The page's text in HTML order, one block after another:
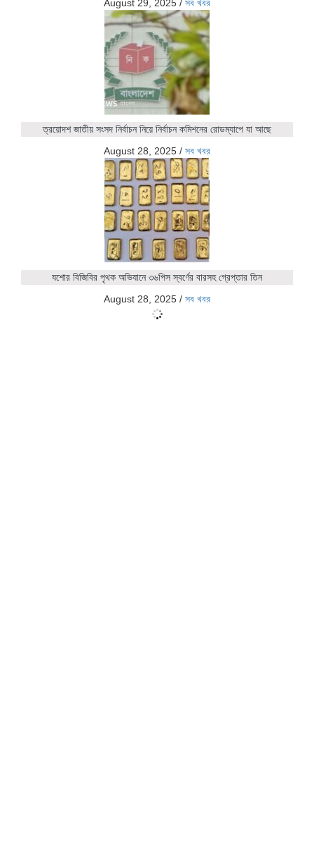
August 29, 2025 / সব খবর
ত্রয়োদশ জাতীয় সংসদ নির্বাচন নিয়ে নির্বাচন কমিশনের রোডম্যাপে যা আছে
August 28, 2025 / সব খবর
যশোর বিজিবির পৃথক অভিযানে ৩৬পিস স্বর্ণের বারসহ গ্রেপ্তার তিন
August 28, 2025 / সব খবর